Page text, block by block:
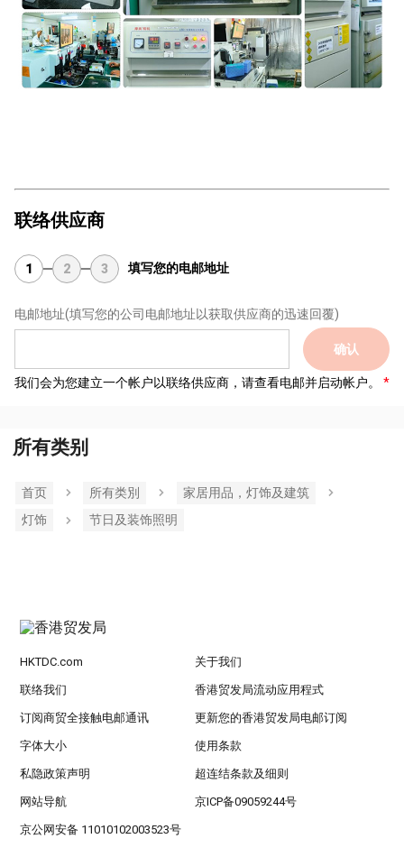
联络供应商
1 2 3 填写您的电邮地址
电邮地址(填写您的公司电邮地址以获取供应商的迅速回覆)
确认
我们会为您建立一个帐户以联络供应商，请查看电邮并启动帐户。
所有类别
首页 所有类別
家居用品，灯饰及建筑
灯饰
节日及装饰照明
HKTDC.com 关于我们
联络我们 香港贸发局流动应用程式
订阅商贸全接触电邮通讯 更新您的香港贸发局电邮订阅
字体大小 使用条款
私隐政策声明 超连结条款及细则
网站导航 京ICP备09059244号
京公网安备 11010102003523号